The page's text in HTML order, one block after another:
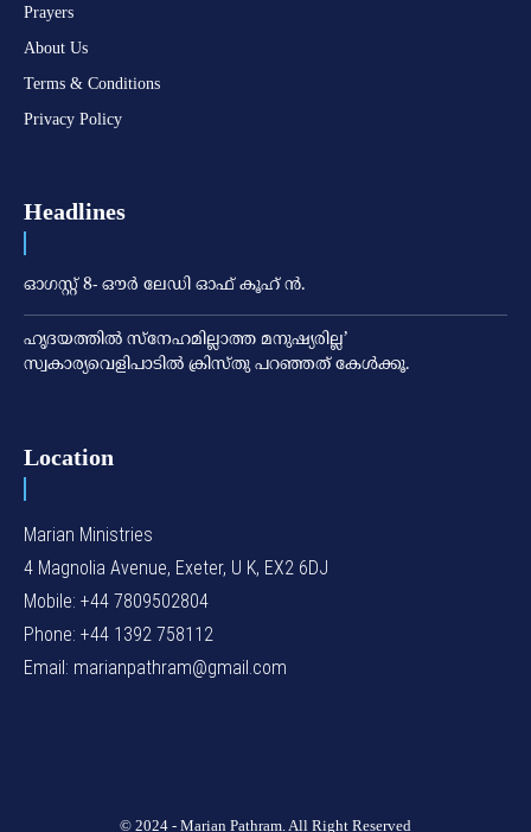
Prayers
About Us
Terms & Conditions
Privacy Policy
Headlines
ഓഗസ്റ്റ് 8- ഔര്‍ ലേഡി ഓഫ് കൂഹ് ന്‍.
ഹൃദയത്തില്‍ സ്‌നേഹമില്ലാത്ത മനുഷ്യരില്ല’
സ്വകാര്യവെളിപാടില്‍ ക്രിസ്തു പറഞ്ഞത് കേള്‍ക്കൂ.
Location
Marian Ministries
4 Magnolia Avenue, Exeter, U K, EX2 6DJ
Mobile: +44 7809502804
Phone: +44 1392 758112
Email: marianpathram@gmail.com
© 2024 - Marian Pathram. All Right Reserved